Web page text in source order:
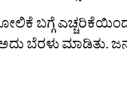
ಬಗ್ಗೆ
ಬೆರಳು ಮಾಡಿತು.